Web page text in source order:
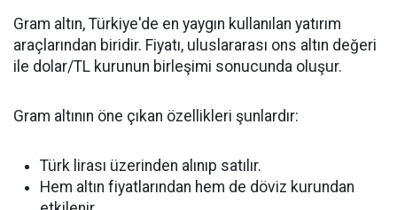
Gram altın, Türkiye'de en yaygın kullanılan yatırım
araçlarından biridir. Fiyatı, uluslararası ons altın değeri
ile dolar/TL kurunun birleşimi sonucunda oluşur.
Gram altının öne çıkan özellikleri şunlardır:
Türk lirası üzerinden alınıp satılır.
Hem altın fiyatlarından hem de döviz kurundan